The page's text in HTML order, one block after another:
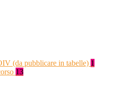
(da pubblicare in tabelle) 1
13